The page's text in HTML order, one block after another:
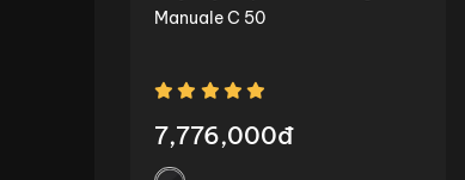
Manuale C 50
7,776,000đ